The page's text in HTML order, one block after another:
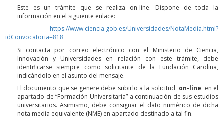
Este es un trámite que se realiza on-line. Dispone de toda la
información en el siguiente enlace:
https://www.ciencia.gob.es/Universidades/NotaMedia.html?
idConvocatoria=818
Si contacta por correo electrónico con el Ministerio de Ciencia,
Innovación y Universidades en relación con este trámite, debe
identificarse siempre como solicitante de la Fundación Carolina,
indicándolo en el asunto del mensaje.
El documento que se genere debe subirlo a la solicitud on-line en el
apartado de “Formación Universitaria” a continuación de sus estudios
universitarios. Asimismo, debe consignar el dato numérico de dicha
nota media equivalente (NME) en apartado destinado a tal fin.